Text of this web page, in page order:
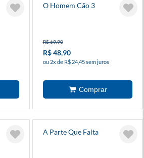
O Homem Cão 3
R$ 69,90
R$ 48,90
ou 2x de R$ 24,45 sem juros
A Parte Que Falta